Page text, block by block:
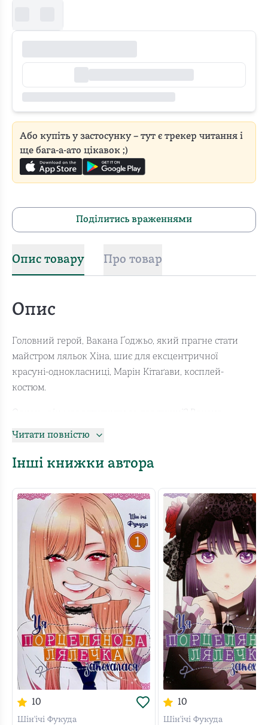
Або купіть у застосунку – тут є трекер читання і
ще бага-а-ато цікавок ;)
Поділитись враженнями
Опис товару Про товар
Опис
Головний герой, Вакана Ґоджьо, який прагне стати
майстром ляльок Хіна, шиє для ексцентричної
красуні-однокласниці, Марін Кітаґави, косплей-
костюм.
переконаний, щойно він подолає цю перешкоду, його
набирає обертів, а історія стає ще захопливішою!
Читати повністю
Інші книжки автора
10
Шін'ічі Фукуда
10
Шін'ічі Фукуда